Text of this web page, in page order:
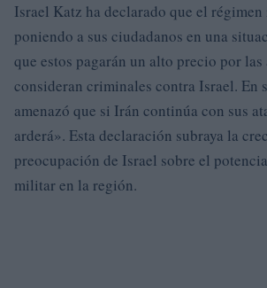
Israel Katz ha declarado que el régimen
poniendo a sus ciudadanos en una
que estos pagarán un alto precio por las
consideran criminales contra Israel. En
amenazó que si Irán continúa con sus
arderá». Esta declaración subraya la
preocupación de Israel sobre el
militar en la región.